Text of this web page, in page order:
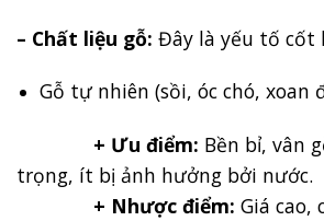
– Chất liệu gỗ: Đây là yếu tố cốt
Gỗ tự nhiên (sồi, óc chó, xoan
+ Ưu điểm: Bền bỉ, vân
trọng, ít bị ảnh hưởng bởi nước.
+ Nhược điểm: Giá cao,